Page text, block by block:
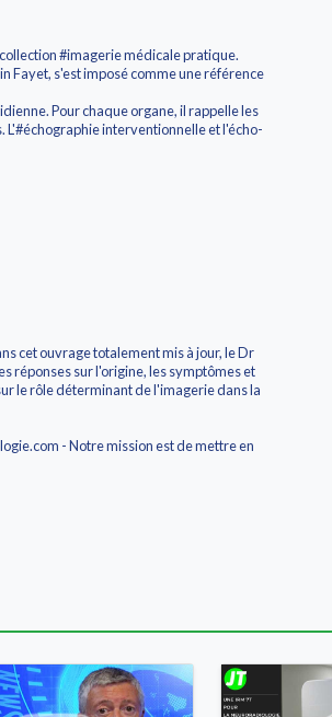
#imagerie médicale pratique.
Fayet, s'est imposé comme une référence
Pour chaque organe, il rappelle les
interventionnelle et l'écho-
cet ouvrage totalement mis à jour, le Dr
réponses sur l'origine, les symptômes et
le rôle déterminant de l'imagerie dans la
- Notre mission est de mettre en